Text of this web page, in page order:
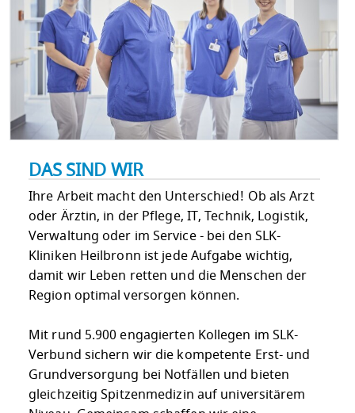
DAS SIND WIR
Ihre Arbeit macht den Unterschied! Ob als Arzt
oder Ärztin, in der Pflege, IT, Technik, Logistik,
Verwaltung oder im Service - bei den SLK-
Kliniken Heilbronn ist jede Aufgabe wichtig,
damit wir Leben retten und die Menschen der
Region optimal versorgen können.
Mit rund 5.900 engagierten Kollegen im SLK-
Verbund sichern wir die kompetente Erst- und
Grundversorgung bei Notfällen und bieten
gleichzeitig Spitzenmedizin auf universitärem